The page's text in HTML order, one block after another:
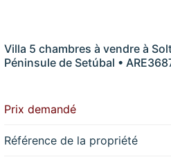
Villa 5 chambres à vendre à
Péninsule de Setúbal •
Prix demandé
Référence de la propriété